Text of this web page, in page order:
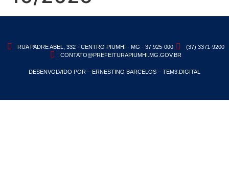
RUA PADRE ABEL, 332 - CENTRO PIUMHI - MG - 37.925-000
(37) 3371-9200
CONTATO@PREFEITURAPIUMHI.MG.GOV.BR
DESENVOLVIDO POR – ERNESTINO BARCELOS – TEM3.DIGITAL